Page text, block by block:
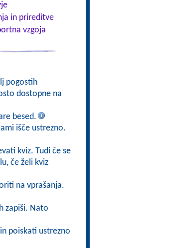
in prireditve
vzgoja
pogostih
dostopne na
besed.
išče ustrezno.
kviz. Tudi če se
če želi kviz
na vprašanja.
zapiši. Nato
poiskati ustrezno